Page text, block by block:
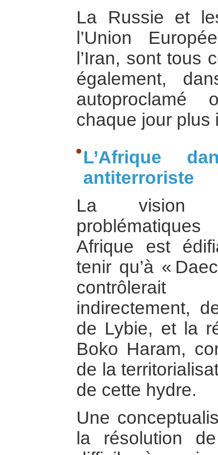
La Russie et
l’Union
l’Iran, sont tous
également,
autoproclamé
chaque jour plus
L’Afrique
antiterroriste
La vision
Afrique est
tenir qu’à «
contrôlerait
indirectement,
de Lybie, et la
Boko Haram,
de la
de cette hydre.
Une
la résolution